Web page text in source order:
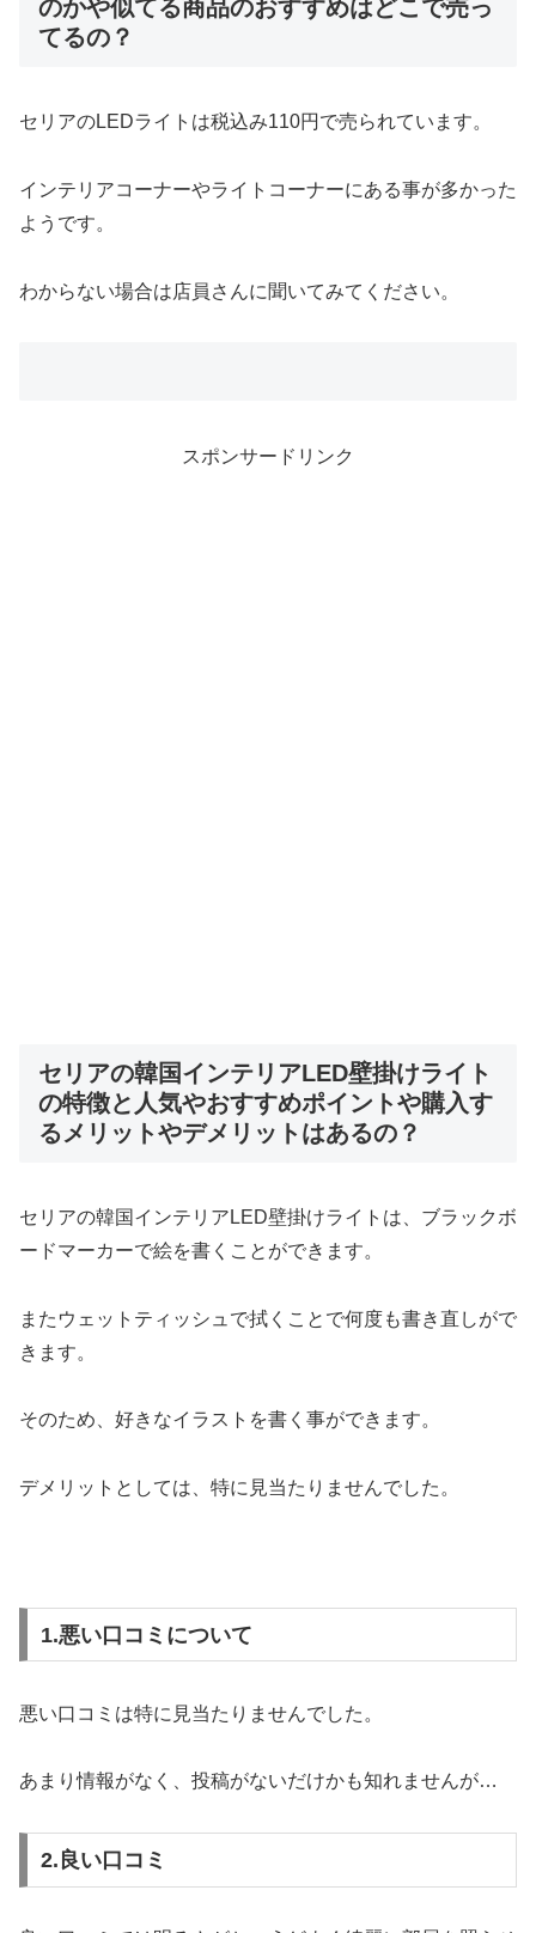
のかや似てる商品のおすすめはどこで売っ
てるの？
セリアのLEDライトは税込み110円で売られています。
インテリアコーナーやライトコーナーにある事が多かった
ようです。
わからない場合は店員さんに聞いてみてください。
スポンサードリンク
セリアの韓国インテリアLED壁掛けライト
の特徴と人気やおすすめポイントや購入す
るメリットやデメリットはあるの？
セリアの韓国インテリアLED壁掛けライトは、ブラックボ
ードマーカーで絵を書くことができます。
またウェットティッシュで拭くことで何度も書き直しがで
きます。
そのため、好きなイラストを書く事ができます。
デメリットとしては、特に見当たりませんでした。
1.悪い口コミについて
悪い口コミは特に見当たりませんでした。
あまり情報がなく、投稿がないだけかも知れませんが…
2.良い口コミ